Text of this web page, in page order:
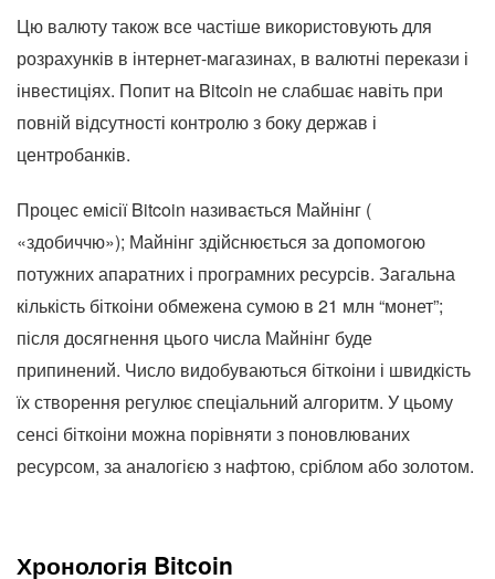
Цю валюту також все частіше використовують для
розрахунків в інтернет-магазинах, в валютні перекази і
інвестиціях. Попит на Bitcoin не слабшає навіть при
повній відсутності контролю з боку держав і
центробанків.
Процес емісії Bitcoin називається Майнінг (
«здобиччю»); Майнінг здійснюється за допомогою
потужних апаратних і програмних ресурсів. Загальна
кількість біткоіни обмежена сумою в 21 млн “монет”;
після досягнення цього числа Майнінг буде
припинений. Число видобуваються біткоіни і швидкість
їх створення регулює спеціальний алгоритм. У цьому
сенсі біткоіни можна порівняти з поновлюваних
ресурсом, за аналогією з нафтою, сріблом або золотом.
Хронологія Bitcoin